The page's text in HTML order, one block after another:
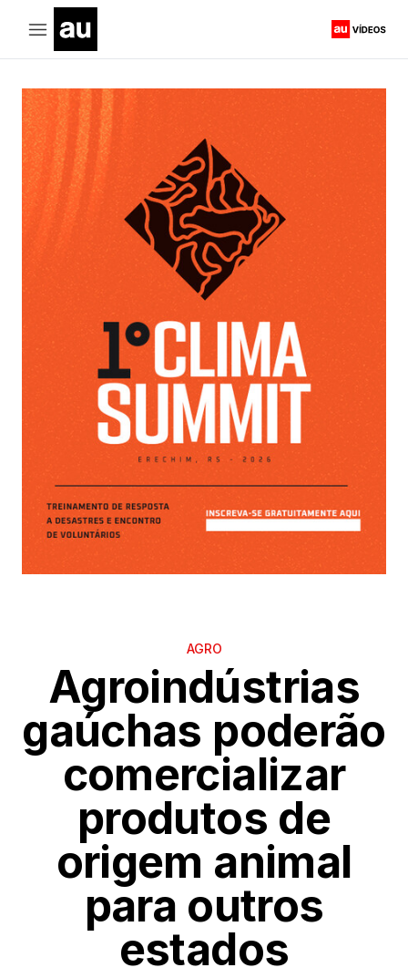
AGRO
Agroindústrias
gaúchas poderão
comercializar
produtos de
origem animal
para outros
estados